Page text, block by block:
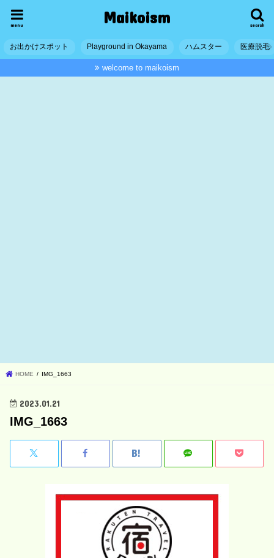
Maikoism search
menu
お出かけスポット Playground in Okayama ハムスター 医療脱毛
welcome to maikoism
HOME IMG_1663
2023.01.21
IMG_1663